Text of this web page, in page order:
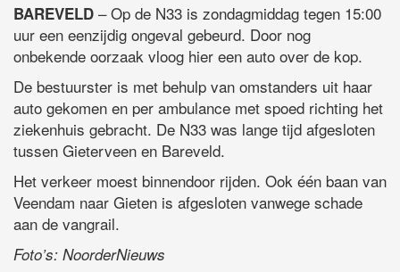
BAREVELD – Op de N33 is zondagmiddag tegen 15:00
uur een eenzijdig ongeval gebeurd. Door nog
onbekende oorzaak vloog hier een auto over de kop.
De bestuurster is met behulp van omstanders uit haar
auto gekomen en per ambulance met spoed richting het
ziekenhuis gebracht. De N33 was lange tijd afgesloten
tussen Gieterveen en Bareveld.
Het verkeer moest binnendoor rijden. Ook één baan van
Veendam naar Gieten is afgesloten vanwege schade
aan de vangrail.
Foto’s: NoorderNieuws